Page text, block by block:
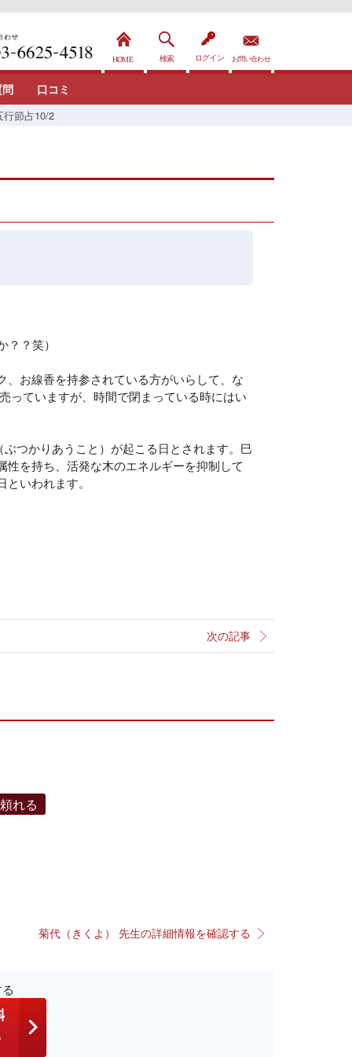
口コミ
行節占10/2
？笑）
お線香を持参されている方がいらして、な
っていますが、時間で閉まっている時にはい
つかりあうこと）が起こる日とされます。巳
を持ち、活発な木のエネルギーを抑制して
いわれます。
次の記事
れる
菊代（きくよ） 先生の詳細情報を確認する